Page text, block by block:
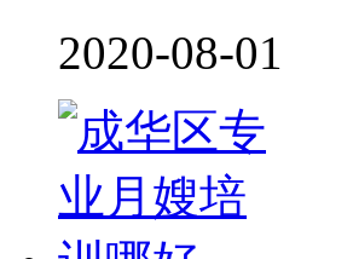
2020-08-01